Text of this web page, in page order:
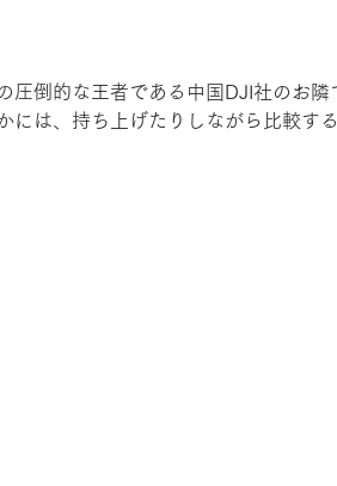
圧倒的な王者である中国DJI社のお隣
には、持ち上げたりしながら比較す